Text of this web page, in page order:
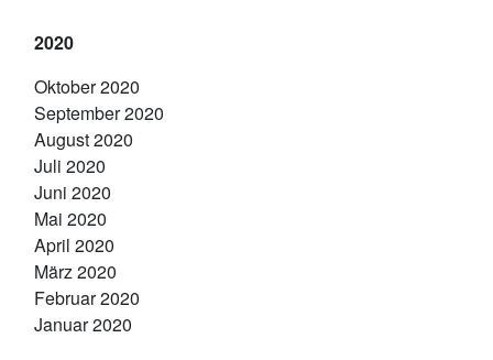
2020
Oktober 2020
September 2020
August 2020
Juli 2020
Juni 2020
Mai 2020
April 2020
März 2020
Februar 2020
Januar 2020